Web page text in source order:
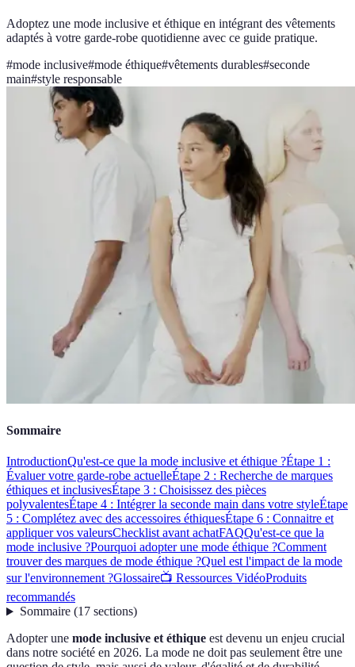
Adoptez une mode inclusive et éthique en intégrant des vêtements
adaptés à votre garde-robe quotidienne avec ce guide pratique.
#mode inclusive#mode éthique#vêtements durables#seconde
main#style responsable
Sommaire
IntroductionQu'est-ce que la mode inclusive et éthique ?Étape 1 :
Évaluer votre garde-robe actuelleÉtape 2 : Recherche de marques
éthiques et inclusivesÉtape 3 : Choisissez des pièces
polyvalentesÉtape 4 : Intégrer la seconde main dans votre styleÉtape
5 : Complétez avec des accessoires éthiquesÉtape 6 : Connaitre et
appliquer vos valeursChecklist avant achatFAQQu'est-ce que la
mode inclusive ?Pourquoi adopter une mode éthique ?Comment
trouver des marques de mode éthique ?Quel est l'impact de la mode
sur l'environnement ?Glossaire📺 Ressources VidéoProduits
recommandés
Sommaire(17 sections)
Adopter une mode inclusive et éthique est devenu un enjeu crucial
dans notre société en 2026. La mode ne doit pas seulement être une